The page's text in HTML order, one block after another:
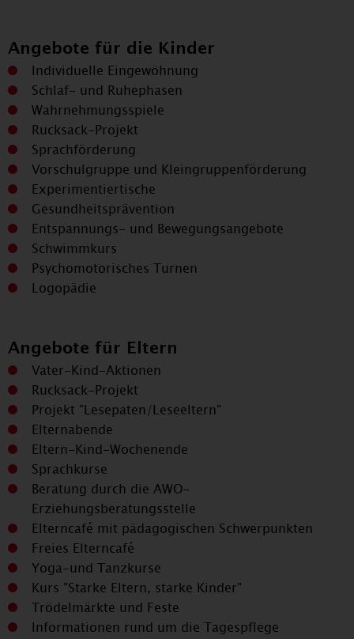
Angebote für die Kinder
Individuelle Eingewöhnung
Schlaf- und Ruhephasen
Wahrnehmungsspiele
Rucksack-Projekt
Sprachförderung
Vorschulgruppe und Kleingruppenförderung
Experimentiertische
Gesundheitsprävention
Entspannungs- und Bewegungsangebote
Schwimmkurs
Psychomotorisches Turnen
Logopädie
Angebote für Eltern
Vater-Kind-Aktionen
Rucksack-Projekt
Projekt "Lesepaten/Leseeltern"
Elternabende
Eltern-Kind-Wochenende
Sprachkurse
Beratung durch die AWO-
Erziehungsberatungsstelle
Elterncafé mit pädagogischen Schwerpunkten
Freies Elterncafé
Yoga-und Tanzkurse
Kurs "Starke Eltern, starke Kinder"
Trödelmärkte und Feste
Informationen rund um die Tagespflege